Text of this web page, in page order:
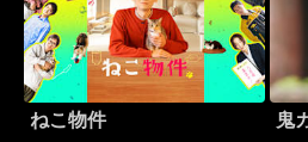
ねこ物件 鬼